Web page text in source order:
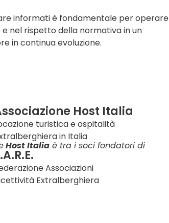
informati è fondamentale per operare
e nel rispetto della normativa in un
in continua evoluzione.
Host Italia
turistica e ospitalità
in Italia
Host Italiaè tra i soci fondatori di
Associazioni
Extralberghiera